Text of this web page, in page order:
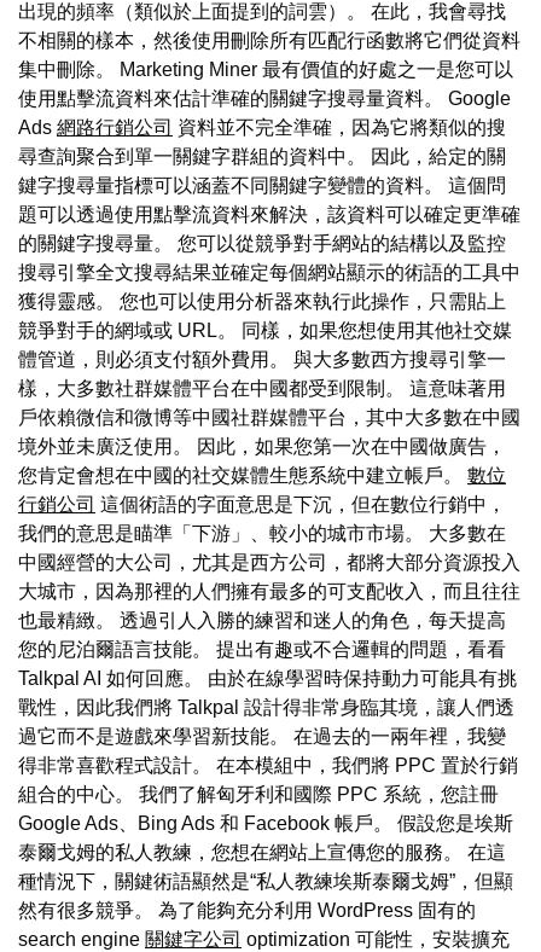
出現的頻率（類似於上面提到的詞雲）。 在此，我會尋找
不相關的樣本，然後使用刪除所有匹配行函數將它們從資料
集中刪除。 Marketing Miner 最有價值的好處之一是您可以
使用點擊流資料來估計準確的關鍵字搜尋量資料。 Google
Ads 網路行銷公司 資料並不完全準確，因為它將類似的搜
尋查詢聚合到單一關鍵字群組的資料中。 因此，給定的關
鍵字搜尋量指標可以涵蓋不同關鍵字變體的資料。 這個問
題可以透過使用點擊流資料來解決，該資料可以確定更準確
的關鍵字搜尋量。 您可以從競爭對手網站的結構以及監控
搜尋引擎全文搜尋結果並確定每個網站顯示的術語的工具中
獲得靈感。 您也可以使用分析器來執行此操作，只需貼上
競爭對手的網域或 URL。 同樣，如果您想使用其他社交媒
體管道，則必須支付額外費用。 與大多數西方搜尋引擎一
樣，大多數社群媒體平台在中國都受到限制。 這意味著用
戶依賴微信和微博等中國社群媒體平台，其中大多數在中國
境外並未廣泛使用。 因此，如果您第一次在中國做廣告，
您肯定會想在中國的社交媒體生態系統中建立帳戶。 數位
行銷公司 這個術語的字面意思是下沉，但在數位行銷中，
我們的意思是瞄準「下游」、較小的城市市場。 大多數在
中國經營的大公司，尤其是西方公司，都將大部分資源投入
大城市，因為那裡的人們擁有最多的可支配收入，而且往往
也最精緻。 透過引人入勝的練習和迷人的角色，每天提高
您的尼泊爾語言技能。 提出有趣或不合邏輯的問題，看看
Talkpal AI 如何回應。 由於在線學習時保持動力可能具有挑
戰性，因此我們將 Talkpal 設計得非常身臨其境，讓人們透
過它而不是遊戲來學習新技能。 在過去的一兩年裡，我變
得非常喜歡程式設計。 在本模組中，我們將 PPC 置於行銷
組合的中心。 我們了解匈牙利和國際 PPC 系統，您註冊
Google Ads、Bing Ads 和 Facebook 帳戶。 假設您是埃斯
泰爾戈姆的私人教練，您想在網站上宣傳您的服務。 在這
種情況下，關鍵術語顯然是“私人教練埃斯泰爾戈姆”，但顯
然有很多競爭。 為了能夠充分利用 WordPress 固有的
search engine 關鍵字公司 optimization 可能性，安裝擴充